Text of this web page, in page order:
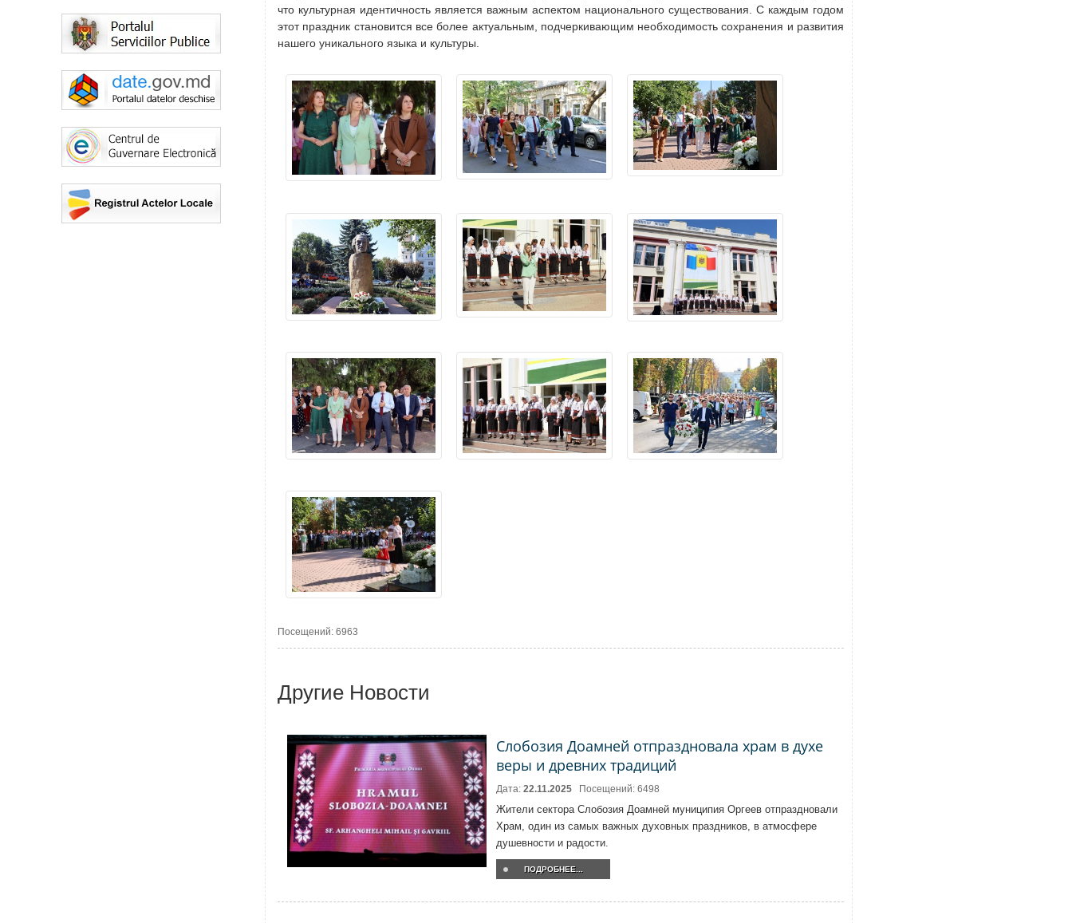
что культурная идентичность является важным аспектом национального существования. С каждым годом
этот праздник становится все более актуальным, подчеркивающим необходимость сохранения и развития
нашего уникального языка и культуры.
Посещений: 6963
Другие Новости
Слобозия Доамней отпраздновала храм в духе
веры и древних традиций
Дата: 22.11.2025 Посещений: 6498
Жители сектора Слобозия Доамней муниципия Оргеев отпраздновали
Храм, один из самых важных духовных праздников, в атмосфере
душевности и радости.
ПОДРОБНЕЕ...